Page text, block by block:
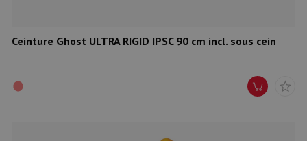
Ceinture Ghost ULTRA RIGID IPSC 90 cm incl. sous cein